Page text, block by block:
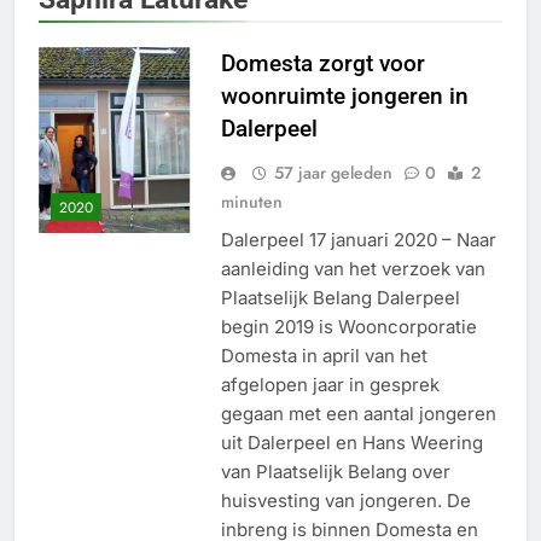
2020
Domesta zorgt voor
woonruimte jongeren in
Dalerpeel
57 jaar geleden 0
2
minuten
Dalerpeel 17 januari 2020 – Naar
aanleiding van het verzoek van
Plaatselijk Belang Dalerpeel
begin 2019 is Wooncorporatie
Domesta in april van het
afgelopen jaar in gesprek
gegaan met een aantal jongeren
uit Dalerpeel en Hans Weering
van Plaatselijk Belang over
huisvesting van jongeren. De
inbreng is binnen Domesta en